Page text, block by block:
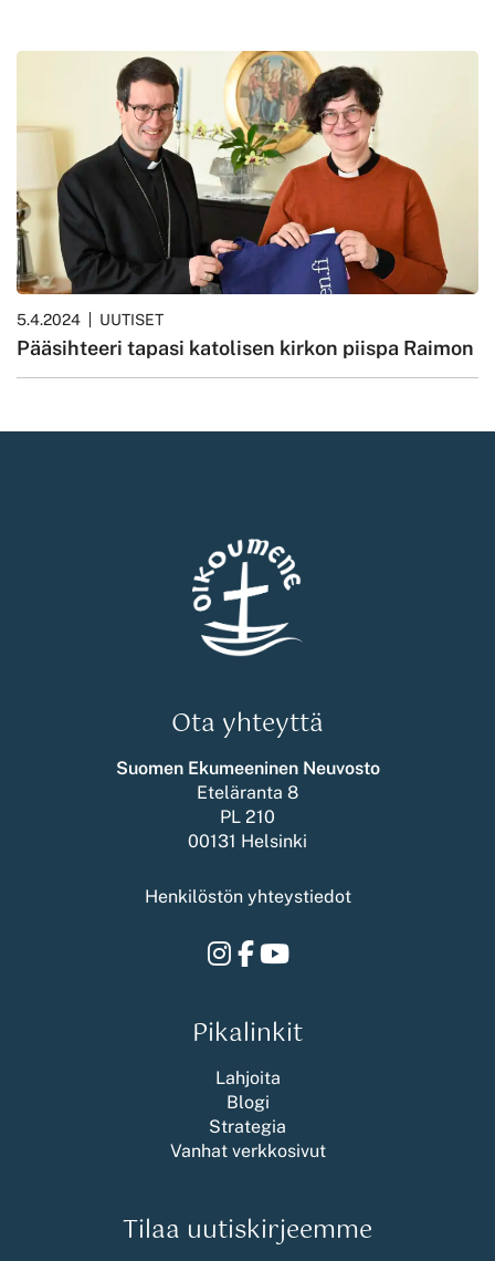
5.4.2024 UUTISET
Pääsihteeri tapasi katolisen kirkon piispa Raimon
Ota yhteyttä
Suomen Ekumeeninen Neuvosto
Eteläranta 8
PL 210
00131 Helsinki
Henkilöstön yhteystiedot
Instagram
Facebook
Youtube
Pikalinkit
Lahjoita
Blogi
Strategia
Vanhat verkkosivut
Tilaa uutiskirjeemme